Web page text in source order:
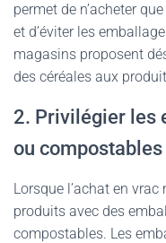
permet de n’acheter
et d’éviter les
magasins proposent
des céréales aux
2. Privilégier les
ou compostables
Lorsque l’achat en vrac
produits avec des
compostables. Les